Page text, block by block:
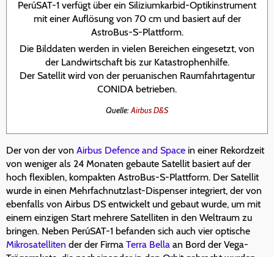
PerúSAT-1 verfügt über ein Siliziumkarbid-Optikinstrument
mit einer Auflösung von 70 cm und basiert auf der
AstroBus-S-Plattform.
Die Bilddaten werden in vielen Bereichen eingesetzt, von
der Landwirtschaft bis zur Katastrophenhilfe.
Der Satellit wird von der peruanischen Raumfahrtagentur
CONIDA betrieben.
Quelle:Airbus D&S
Der von der von Airbus Defence and Space in einer Rekordzeit
von weniger als 24 Monaten gebaute Satellit basiert auf der
hoch flexiblen, kompakten AstroBus-S-Plattform. Der Satellit
wurde in einen Mehrfachnutzlast-Dispenser integriert, der von
ebenfalls von Airbus DS entwickelt und gebaut wurde, um mit
einem einzigen Start mehrere Satelliten in den Weltraum zu
bringen. Neben PerúSAT-1 befanden sich auch vier optische
Mikrosatelliten der der Firma Terra Bella an Bord der Vega-